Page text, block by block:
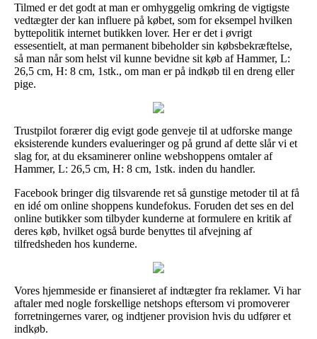
Tilmed er det godt at man er omhyggelig omkring de vigtigste
vedtægter der kan influere på købet, som for eksempel hvilken
byttepolitik internet butikken lover. Her er det i øvrigt
essesentielt, at man permanent bibeholder sin købsbekræftelse,
så man når som helst vil kunne bevidne sit køb af Hammer, L:
26,5 cm, H: 8 cm, 1stk., om man er på indkøb til en dreng eller
pige.
Trustpilot forærer dig evigt gode genveje til at udforske mange
eksisterende kunders evalueringer og på grund af dette slår vi et
slag for, at du eksaminerer online webshoppens omtaler af
Hammer, L: 26,5 cm, H: 8 cm, 1stk. inden du handler.
Facebook bringer dig tilsvarende ret så gunstige metoder til at få
en idé om online shoppens kundefokus. Foruden det ses en del
online butikker som tilbyder kunderne at formulere en kritik af
deres køb, hvilket også burde benyttes til afvejning af
tilfredsheden hos kunderne.
Vores hjemmeside er finansieret af indtægter fra reklamer. Vi har
aftaler med nogle forskellige netshops eftersom vi promoverer
forretningernes varer, og indtjener provision hvis du udfører et
indkøb.